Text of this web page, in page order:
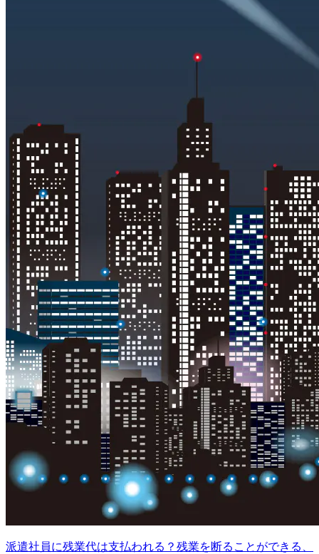
派遣社員に残業代は支払われる？残業を断ることができる、